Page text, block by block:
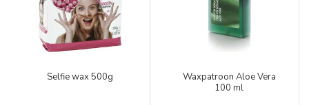
Selfie wax 500g
Waxpatroon Aloe Vera
100 ml